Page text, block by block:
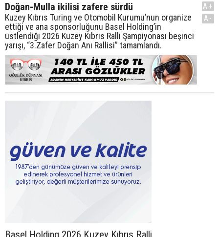
Doğan-Mulla ikilisi zafere sürdü
Kuzey Kıbrıs Turing ve Otomobil Kurumu’nun organize
ettiği ve ana sponsorluğunu Basel Holding’in
üstlendiği 2026 Kuzey Kıbrıs Ralli Şampiyonası beşinci
yarışı, “3.Zafer Doğan Anı Rallisi” tamamlandı.
A+
A-
Basel Holding 2026 Kuzey Kıbrıs Ralli